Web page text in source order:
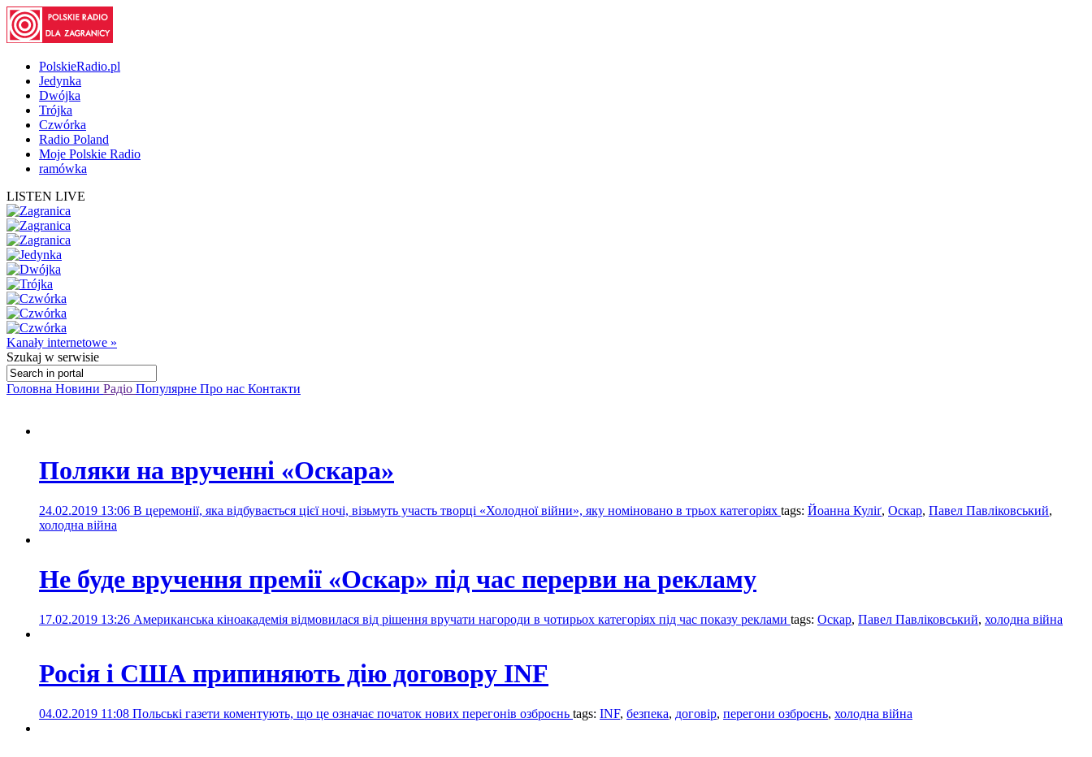
PolskieRadio.pl
Jedynka
Dwójka
Trójka
Czwórka
Radio Poland
Moje Polskie Radio
ramówka
LISTEN LIVE
Kanały internetowe »
Szukaj w serwisie
Головна Новини Радіо Популярне Про нас Контакти
Поляки на врученні «Оскара»
24.02.2019 13:06 В церемонії, яка відбувається цієї ночі, візьмуть участь творці «Холодної війни», яку номіновано в трьох категоріях tags: Йоанна Куліґ, Оскар, Павел Павліковський,
холодна війна
Не буде вручення премії «Оскар» під час перерви на рекламу
17.02.2019 13:26 Американська кіноакадемія відмовилася від рішення вручати нагороди в чотирьох категоріях під час показу реклами tags: Оскар, Павел Павліковський, холодна війна
Росія і США припиняють дію договору INF
04.02.2019 11:08 Польські газети коментують, що це означає початок нових перегонів озброєнь tags: INF, безпека, договір, перегони озброєнь, холодна війна